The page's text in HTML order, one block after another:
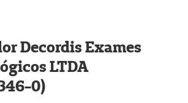
Decordis Exames
LTDA
0)